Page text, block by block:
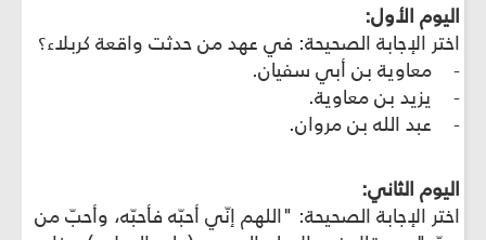
اليوم الأول:
اختر الإجابة الصحيحة: في عهد من حدثت واقعة كربلاء؟
- معاوية بن أبي سفيان.
- يزيد بن معاوية.
- عبد الله بن مروان.
اليوم الثاني:
اختر الإجابة الصحيحة: "اللهم إنّي أحبّه فأحبّه، وأحبّ من